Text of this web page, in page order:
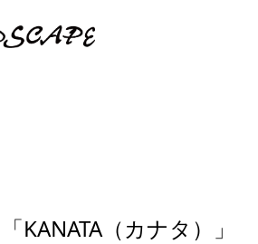
「KANATA（カナタ）